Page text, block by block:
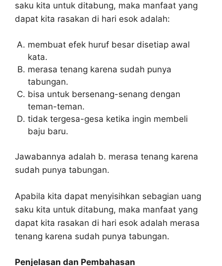
saku kita untuk ditabung, maka manfaat yang
dapat kita rasakan di hari esok adalah:
membuat efek huruf besar disetiap awal
kata.
merasa tenang karena sudah punya
tabungan.
bisa untuk bersenang-senang dengan
teman-teman.
tidak tergesa-gesa ketika ingin membeli
baju baru.
Jawabannya adalah b. merasa tenang karena
sudah punya tabungan.
Apabila kita dapat menyisihkan sebagian uang
saku kita untuk ditabung, maka manfaat yang
dapat kita rasakan di hari esok adalah merasa
tenang karena sudah punya tabungan.
Penjelasan dan Pembahasan